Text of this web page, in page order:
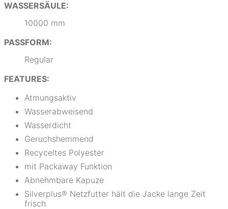
WASSERSÄULE:
10000 mm
PASSFORM:
Regular
FEATURES:
Atmungsaktiv
Wasserabweisend
Wasserdicht
Geruchshemmend
Recyceltes Polyester
mit Packaway Funktion
Abnehmbare Kapuze
Silverplus® Netzfutter hält die Jacke lange Zeit
frisch